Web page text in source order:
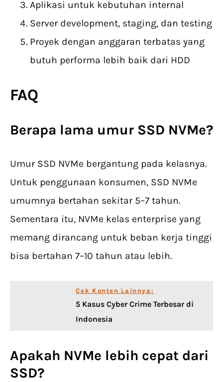
Aplikasi untuk kebutuhan internal
Server development, staging, dan testing
Proyek dengan anggaran terbatas yang
butuh performa lebih baik dari HDD
FAQ
Berapa lama umur SSD NVMe?
Umur SSD NVMe bergantung pada kelasnya.
Untuk penggunaan konsumen, SSD NVMe
umumnya bertahan sekitar 5–7 tahun.
Sementara itu, NVMe kelas enterprise yang
memang dirancang untuk beban kerja tinggi
bisa bertahan 7–10 tahun atau lebih.
Cek Konten Lainnya:
5 Kasus Cyber Crime Terbesar di
Indonesia
Apakah NVMe lebih cepat dari
SSD?